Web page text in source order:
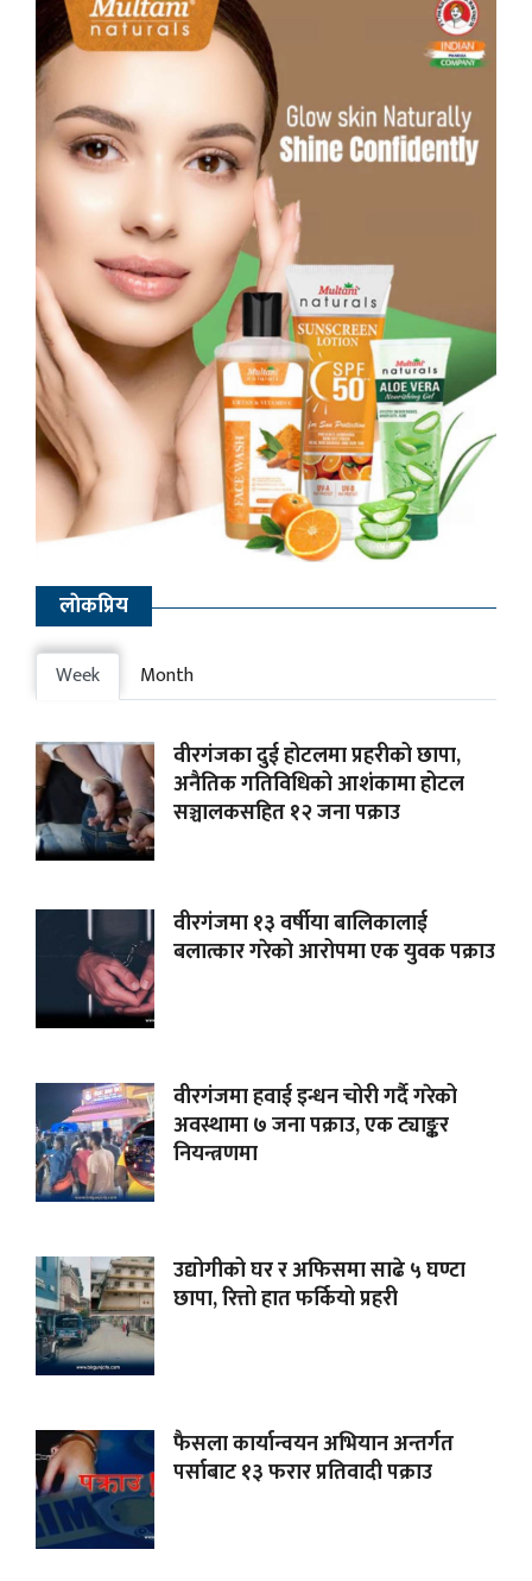
लाेकप्रिय
Week Month
वीरगंजका दुई होटलमा प्रहरीको छापा,
अनैतिक गतिविधिको आशंकामा होटल
सञ्चालकसहित १२ जना पक्राउ
वीरगंजमा १३ वर्षीया बालिकालाई
बलात्कार गरेको आरोपमा एक युवक पक्राउ
वीरगंजमा हवाई इन्धन चोरी गर्दै गरेको
अवस्थामा ७ जना पक्राउ, एक ट्याङ्कर
नियन्त्रणमा
उद्योगीको घर र अफिसमा साढे ५ घण्टा
छापा, रित्तो हात फर्कियो प्रहरी
फैसला कार्यान्वयन अभियान अन्तर्गत
पर्साबाट १३ फरार प्रतिवादी पक्राउ